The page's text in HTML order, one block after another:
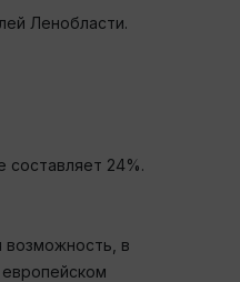
Ленобласти.⠀
составляет 24%.
возможность, в